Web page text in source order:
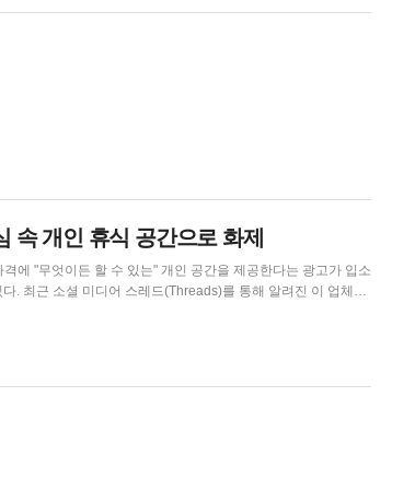
속 개인 휴식 공간으로 화제
에 "무엇이든 할 수 있는" 개인 공간을 제공한다는 광고가 입소
체는
마트 포드(smart pods) 광고를 게시했다. 이곳은 TV 시청, 노